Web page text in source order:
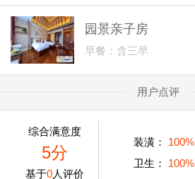
园景亲子房
早餐：含三早
用户点评
综合满意度
5分
基于0人评价
装潢： 100%
卫生：
100%